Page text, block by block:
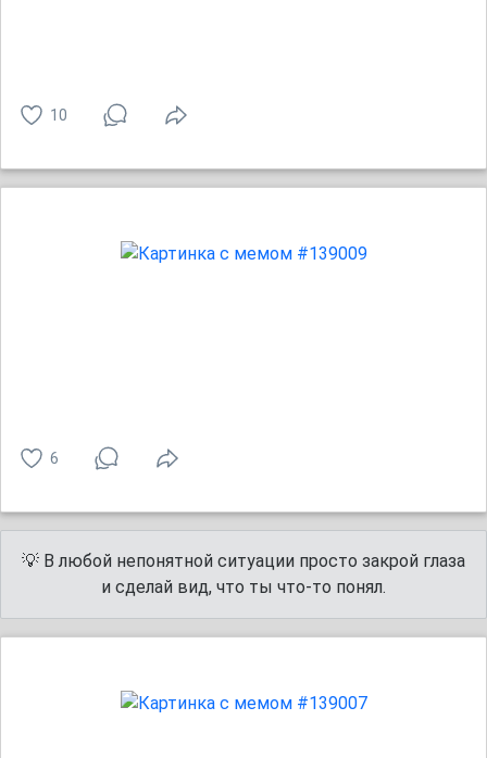
10
6
💡 В любой непонятной ситуации просто закрой глаза
и сделай вид, что ты что-то понял.